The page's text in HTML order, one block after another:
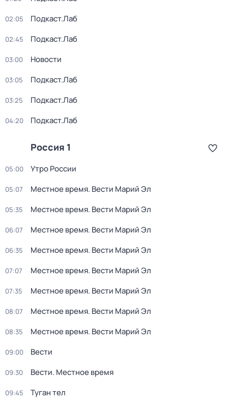
02:05 Подкаст.Лаб
02:45 Подкаст.Лаб
03:00 Новости
03:05 Подкаст.Лаб
03:25 Подкаст.Лаб
04:20 Подкаст.Лаб
Россия 1
05:00 Утро России
05:07 Местное время. Вести Марий Эл
05:35 Местное время. Вести Марий Эл
06:07 Местное время. Вести Марий Эл
06:35 Местное время. Вести Марий Эл
07:07 Местное время. Вести Марий Эл
07:35 Местное время. Вести Марий Эл
08:07 Местное время. Вести Марий Эл
08:35 Местное время. Вести Марий Эл
09:00 Вести
09:30 Вести. Местное время
09:45 Туган тел